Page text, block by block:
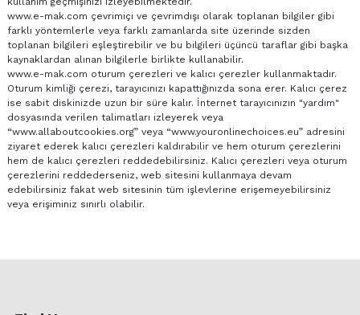
www.e-mak.com çevrimiçi ve çevrimdışı olarak toplanan bilgiler gibi
farklı yöntemlerle veya farklı zamanlarda site üzerinde sizden
toplanan bilgileri eşleştirebilir ve bu bilgileri üçüncü taraflar gibi başka
kaynaklardan alınan bilgilerle birlikte kullanabilir.
www.e-mak.com oturum çerezleri ve kalıcı çerezler kullanmaktadır.
Oturum kimliği çerezi, tarayıcınızı kapattığınızda sona erer. Kalıcı çerez
ise sabit diskinizde uzun bir süre kalır. İnternet tarayıcınızın "yardım"
dosyasında verilen talimatları izleyerek veya
“www.allaboutcookies.org” veya “www.youronlinechoices.eu” adresini
ziyaret ederek kalıcı çerezleri kaldırabilir ve hem oturum çerezlerini
hem de kalıcı çerezleri reddedebilirsiniz. Kalıcı çerezleri veya oturum
çerezlerini reddederseniz, web sitesini kullanmaya devam
edebilirsiniz fakat web sitesinin tüm işlevlerine erişemeyebilirsiniz
veya erişiminiz sınırlı olabilir.